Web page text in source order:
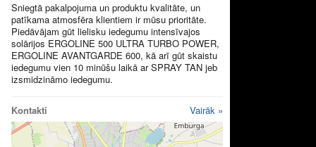
Sniegtā pakalpojuma un produktu kvalitāte, un
patīkama atmosfēra klientiem ir mūsu prioritāte.
Piedāvājam gūt lielisku iedegumu intensīvajos
solārijos ERGOLINE 500 ULTRA TURBO POWER,
ERGOLINE AVANTGARDE 600, kā arī gūt skaistu
iedegumu vien 10 minūšu laikā ar SPRAY TAN jeb
izsmidzināmo iedegumu.
Kontakti Vairāk »